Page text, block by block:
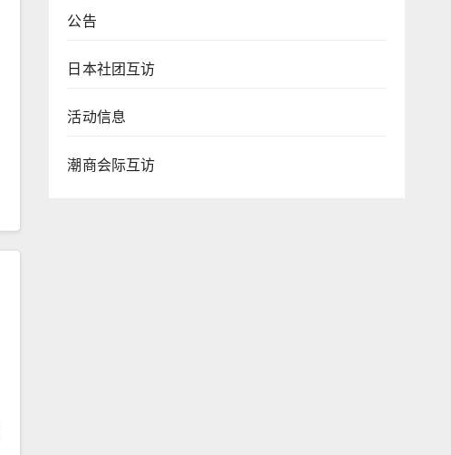
公告
日本社团互访
活动信息
潮商会际互访